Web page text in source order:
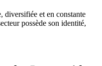
diversifiée et en constante
possède son identité,